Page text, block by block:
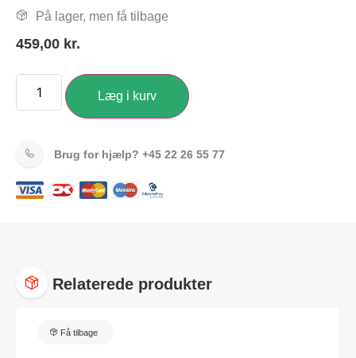
På lager, men få tilbage
459,00 kr.
Læg i kurv
Brug for hjælp? +45 22 26 55 77
Relaterede produkter
Få tilbage